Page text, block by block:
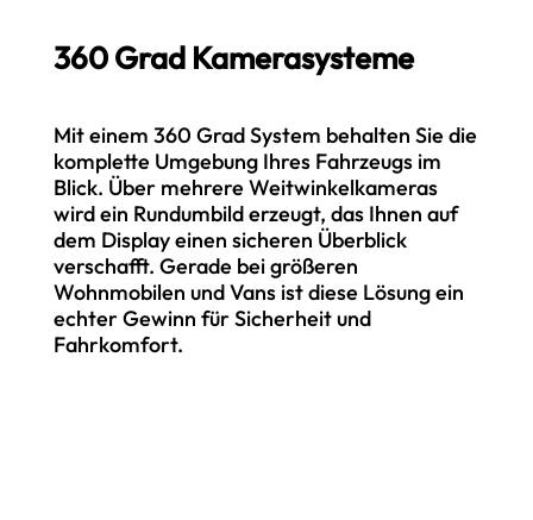
360 Grad Kamerasysteme
Mit einem 360 Grad System behalten Sie die
komplette Umgebung Ihres Fahrzeugs im
Blick. Über mehrere Weitwinkelkameras
wird ein Rundumbild erzeugt, das Ihnen auf
dem Display einen sicheren Überblick
verschafft. Gerade bei größeren
Wohnmobilen und Vans ist diese Lösung ein
echter Gewinn für Sicherheit und
Fahrkomfort.